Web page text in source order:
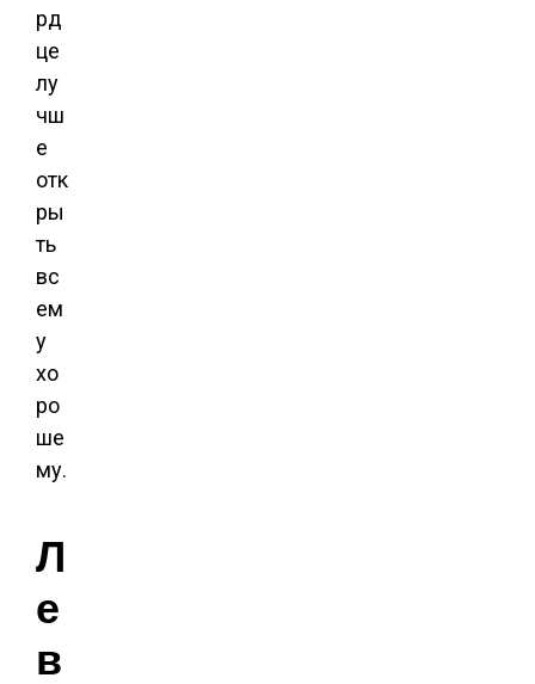
рд
це
лу
чш
е
отк
ры
ть
вс
ем
у
хо
ро
ше
му.
Л
е
в